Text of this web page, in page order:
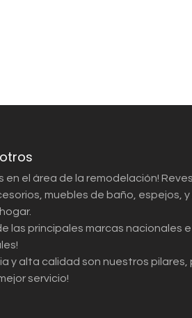
en el área de la remodelación!
muebles de baño, espejos, y
las principales marcas nacionales e
y alta calidad son nuestros pilares,
servicio!